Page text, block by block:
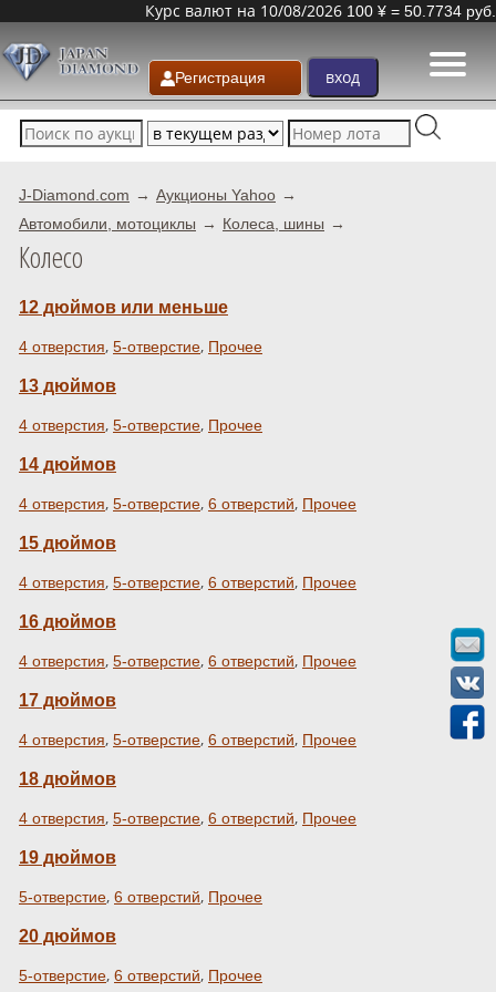
Курс валют на 10/08/2026 100 ¥ = 50.7734 руб.
Регистрация
J-Diamond.com
Аукционы Yahoo
Автомобили, мотоциклы
Колеса, шины
Колесо
12 дюймов или меньше
4 отверстия, 5-отверстие, Прочее
13 дюймов
4 отверстия, 5-отверстие, Прочее
14 дюймов
4 отверстия, 5-отверстие, 6 отверстий, Прочее
15 дюймов
4 отверстия, 5-отверстие, 6 отверстий, Прочее
16 дюймов
4 отверстия, 5-отверстие, 6 отверстий, Прочее
17 дюймов
4 отверстия, 5-отверстие, 6 отверстий, Прочее
18 дюймов
4 отверстия, 5-отверстие, 6 отверстий, Прочее
19 дюймов
5-отверстие, 6 отверстий, Прочее
20 дюймов
5-отверстие, 6 отверстий, Прочее